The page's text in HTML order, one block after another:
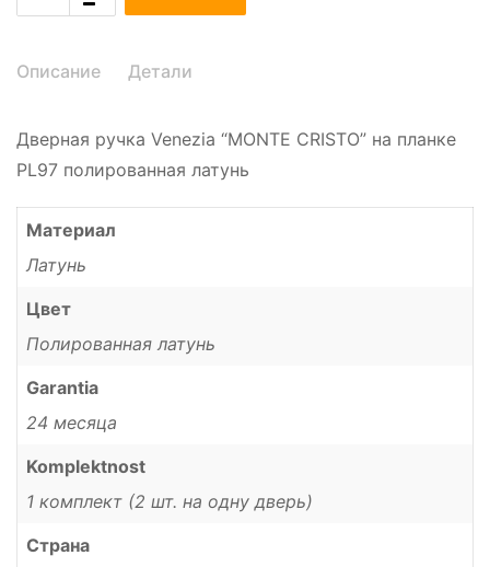
Описание Детали
Дверная ручка Venezia “MONTE CRISTO” на планке
PL97 полированная латунь
Материал
Латунь
Цвет
Полированная латунь
Garantia
24 месяца
Komplektnost
1 комплект (2 шт. на одну дверь)
Страна